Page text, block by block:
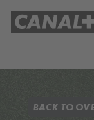
BACK TO